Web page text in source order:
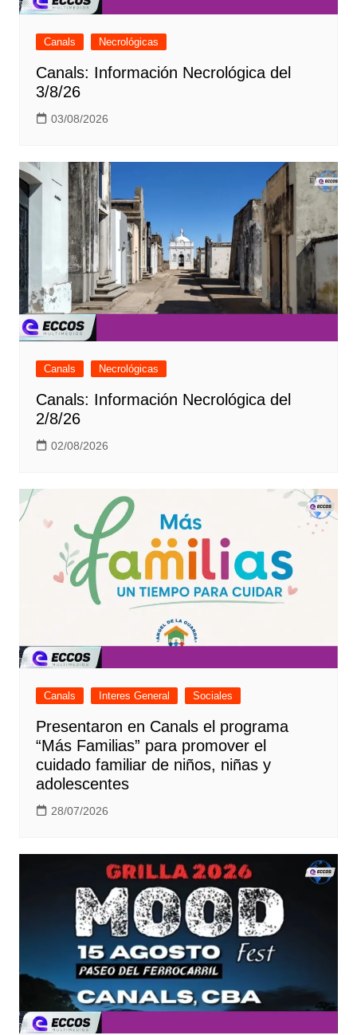
Canals Necrológicas
Canals: Información Necrológica del
3/8/26
03/08/2026
Canals Necrológicas
Canals: Información Necrológica del
2/8/26
02/08/2026
Canals Interes General Sociales
Presentaron en Canals el programa
“Más Familias” para promover el
cuidado familiar de niños, niñas y
adolescentes
28/07/2026